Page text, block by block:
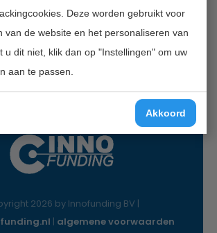
Deze worden gebruikt voor
van de website en het personaliseren van
u dit niet, klik dan op "Instellingen" om uw
aan te passen.
Akkoord
7
2026 by Innofunding BV |
| algemene voorwaarden